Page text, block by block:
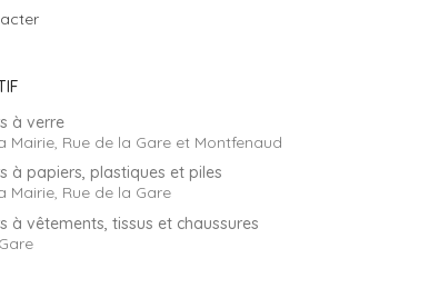
à verre
Mairie, Rue de la Gare et Montfenaud
à papiers, plastiques et piles
Mairie, Rue de la Gare
à vêtements, tissus et chaussures